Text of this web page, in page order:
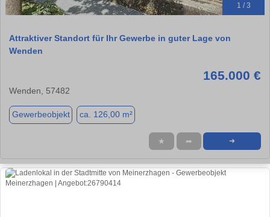
1 / 3
Attraktiver Standort für Ihr Gewerbe in guter Lage von
Wenden
165.000 €
Wenden, 57482
Gewerbeobjekt ca. 126,00 m²
★ ➦ ➜